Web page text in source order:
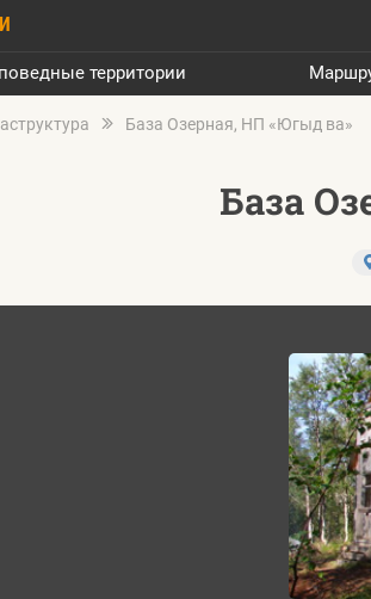
территории
База Озерная, НП «Югыд ва»
База